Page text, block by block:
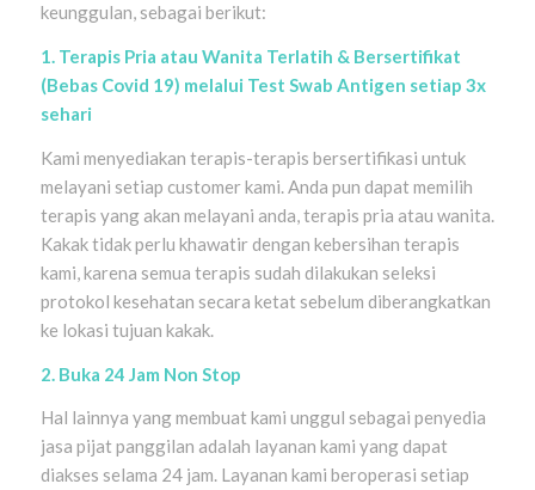
keunggulan, sebagai berikut:
1. Terapis Pria atau Wanita Terlatih & Bersertifikat
(Bebas Covid 19) melalui Test Swab Antigen setiap 3x
sehari
Kami menyediakan terapis-terapis bersertifikasi untuk
melayani setiap customer kami. Anda pun dapat memilih
terapis yang akan melayani anda, terapis pria atau wanita.
Kakak tidak perlu khawatir dengan kebersihan terapis
kami, karena semua terapis sudah dilakukan seleksi
protokol kesehatan secara ketat sebelum diberangkatkan
ke lokasi tujuan kakak.
2. Buka 24 Jam Non Stop
Hal lainnya yang membuat kami unggul sebagai penyedia
jasa pijat panggilan adalah layanan kami yang dapat
diakses selama 24 jam. Layanan kami beroperasi setiap